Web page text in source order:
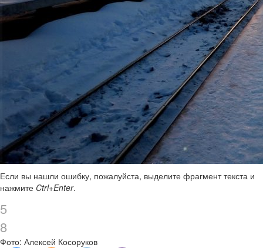
Если вы нашли ошибку, пожалуйста, выделите фрагмент текста и
нажмите Ctrl+Enter.
5
8
Фото: Алексей Косоруков